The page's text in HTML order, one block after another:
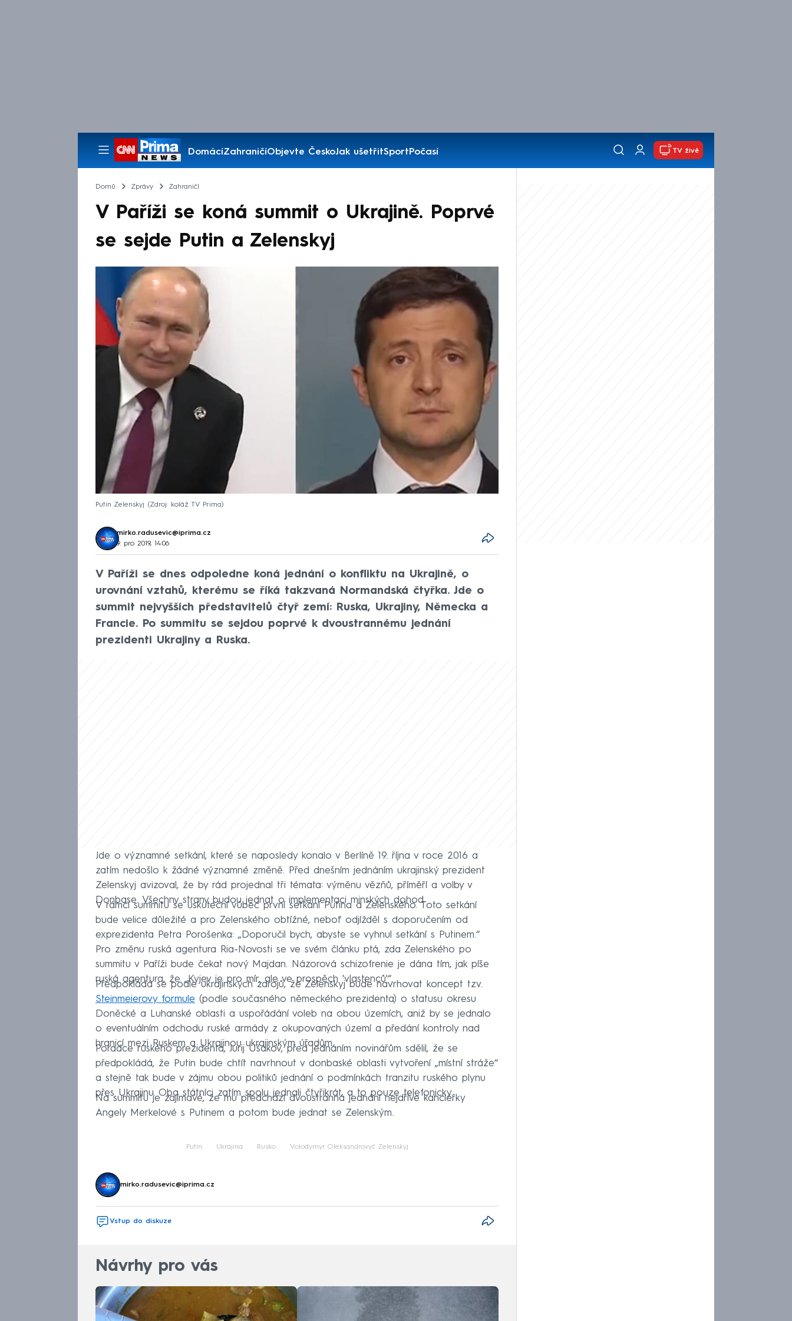
DomácíZahraničíObjevte ČeskoJak ušetřitSportPočasí
Pořady
TV živě
Domů Zprávy Zahraničí
V Paříži se koná summit o Ukrajině. Poprvé
se sejde Putin a Zelenskyj
Putin Zelenskyj Zdroj: koláž TV Prima
mirko.radusevic@iprima.cz
9. pro 2019, 14:06
V Paříži se dnes odpoledne koná jednání o konfliktu na Ukrajině, o
urovnání vztahů, kterému se říká takzvaná Normandská čtyřka. Jde o
summit nejvyšších představitelů čtyř zemí: Ruska, Ukrajiny, Německa a
Francie. Po summitu se sejdou poprvé k dvoustrannému jednání
prezidenti Ukrajiny a Ruska.
Jde o významné setkání, které se naposledy konalo v Berlíně 19. října v roce 2016 a
zatím nedošlo k žádné významné změně. Před dnešním jednáním ukrajinský prezident
Zelenskyj avizoval, že by rád projednal tři témata: výměnu vězňů, příměří a volby v
Donbase. Všechny strany budou jednat o implementaci minských dohod.
V rámci summitu se uskuteční vůbec první setkání Putina a Zelenského. Toto setkání
bude velice důležité a pro Zelenského obtížné, neboť odjížděl s doporučením od
exprezidenta Petra Porošenka: „Doporučil bych, abyste se vyhnul setkání s Putinem.“
Pro změnu ruská agentura Ria-Novosti se ve svém článku ptá, zda Zelenského po
summitu v Paříži bude čekat nový Majdan. Názorová schizofrenie je dána tím, jak píše
ruská agentura, že „Kyjev je pro mír, ale ve prospěch 'vlastenců'“.
Předpokládá se podle ukrajinských zdrojů, že Zelenskyj bude navrhovat koncept tzv.
Steinmeierovy formule (podle současného německého prezidenta) o statusu okresu
Doněcké a Luhanské oblasti a uspořádání voleb na obou územích, aniž by se jednalo
o eventuálním odchodu ruské armády z okupovaných území a předání kontroly nad
hranicí mezi Ruskem a Ukrajinou ukrajinským úřadům.
Poradce ruského prezidenta, Jurij Ušakov, před jednáním novinářům sdělil, že se
předpokládá, že Putin bude chtít navrhnout v donbaské oblasti vytvoření „místní stráže“
a stejně tak bude v zájmu obou politiků jednání o podmínkách tranzitu ruského plynu
přes Ukrajinu. Oba státníci zatím spolu jednali čtyřikrát, a to pouze telefonicky.
Na summitu je zajímavé, že mu předchází dvoustranná jednání nejdříve kancléřky
Angely Merkelové s Putinem a potom bude jednat se Zelenským.
Putin Ukrajina Rusko Volodymyr Oleksandrovyč Zelenskyj
mirko.radusevic@iprima.cz
Vstup do diskuze
Návrhy pro vás